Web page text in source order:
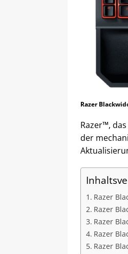
Razer
Razer™,
der
Razer
Razer
Razer
Razer
Razer